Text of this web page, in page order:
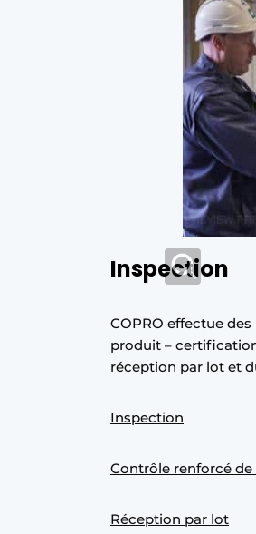
Inspection
COPRO effectue
produit –
réception par lot et
Inspection
Contrôle renforcé
Réception par lot